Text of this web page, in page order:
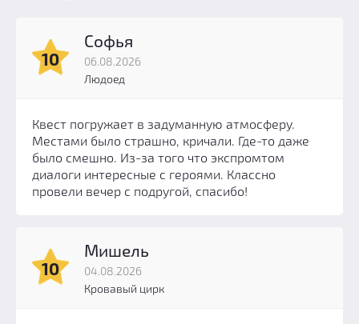
10
Софья
06.08.2026
Людоед
Квест погружает в задуманную атмосферу.
Местами было страшно, кричали. Где-то даже
было смешно. Из-за того что экспромтом
диалоги интересные с героями. Классно
провели вечер с подругой, спасибо!
10
Мишель
04.08.2026
Кровавый цирк